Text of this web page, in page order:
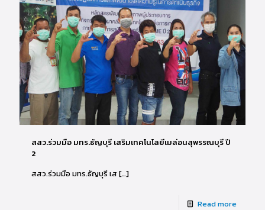
สสว.ร่วมมือ มทร.ธัญบุรี เสริมเทคโนโลยีเมล่อนสุพรรณบุรี ปี
2
สสว.ร่วมมือ มทร.ธัญบุรี เส […]
Read more